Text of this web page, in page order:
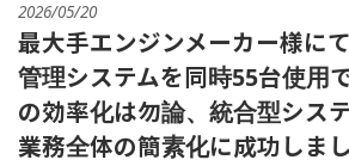
2026/05/20
最大手エンジンメーカー様に
管理システムを同時55台使用
の効率化は勿論、統合型シス
業務全体の簡素化に成功しまし